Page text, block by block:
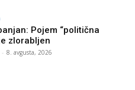
Pojem “politična
zlorabljen
- 8. avgusta, 2026